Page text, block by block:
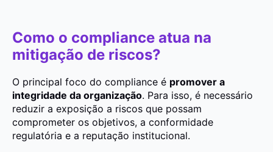
Como o compliance atua na
mitigação de riscos?
O principal foco do compliance é promover a
integridade da organização. Para isso, é necessário
reduzir a exposição a riscos que possam
comprometer os objetivos, a conformidade
regulatória e a reputação institucional.